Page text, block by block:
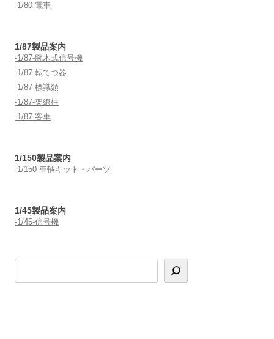
-1/80-電車
1/87製品案内
-1/87-腕木式信号機
-1/87-転てつ器
-1/87-標識類
-1/87-架線柱
-1/87-客車
1/150製品案内
-1/150-車輌キット・パーツ
1/45製品案内
-1/45-信号機